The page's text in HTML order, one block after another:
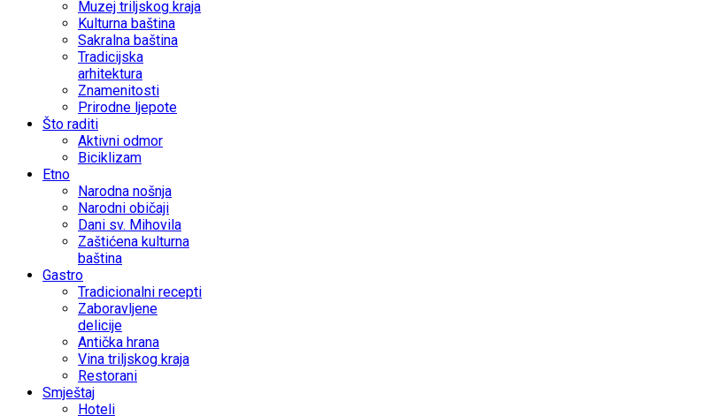
Muzej triljskog kraja
Kulturna baština
Sakralna baština
Tradicijska
arhitektura
Znamenitosti
Prirodne ljepote
Što raditi
Aktivni odmor
Biciklizam
Etno
Narodna nošnja
Narodni običaji
Dani sv. Mihovila
Zaštićena kulturna
baština
Gastro
Tradicionalni recepti
Zaboravljene
delicije
Antička hrana
Vina triljskog kraja
Restorani
Smještaj
Hoteli